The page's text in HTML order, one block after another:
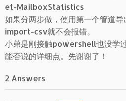
et-MailboxStatistics
如果分两步做，使用第一个管道
import-csv就不会报错。
小弟是刚接触powershell也没学
能否说的详细点。先谢谢了！
2 Answers